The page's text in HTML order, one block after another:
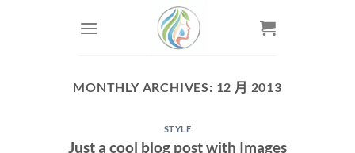
MONTHLY ARCHIVES: 12 月 2013
STYLE
Just a cool blog post with Images